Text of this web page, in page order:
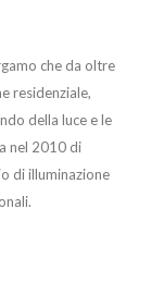
che da oltre
residenziale,
della luce e le
nel 2010 di
di illuminazione